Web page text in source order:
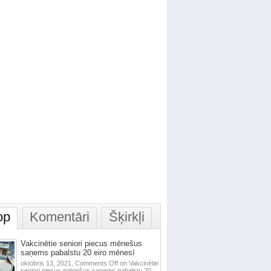
Komentāri Šķirkļi
Vakcinētie seniori piecus mēnešus
saņems pabalstu 20 eiro mēnesī
oktobris 13, 2021, Comments Offon Vakcinētie